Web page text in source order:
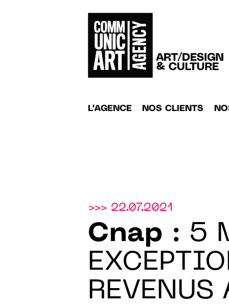
L'AGENCE NOS CLIENTS
>>> 22.07.2021
Cnap : 5
REVENUS